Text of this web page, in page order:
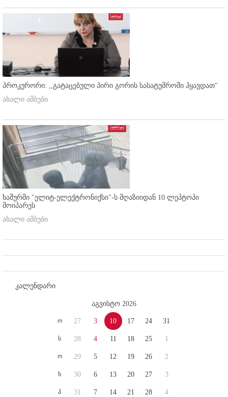
პროკურორი: ,,გატაცებული პირი გორის სასატუმროში ჰყავდათ''
ახალი ამბები
ხაშურში "ელიტ-ელექტრონიქსი"-ს მღაზიიდან 10 ლეპტოპი
მოიპარეს
ახალი ამბები
კალენდარი
აგვისტო 2026
ო
ს
ო
ხ
პ
27
28
29
30
31
3
4
5
6
7
10
11
12
13
14
17
18
19
20
21
24
25
26
27
28
31
1
2
3
4